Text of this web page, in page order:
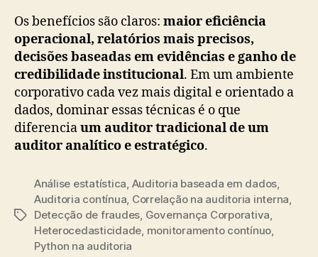
Os benefícios são claros: maior eficiência
operacional, relatórios mais precisos,
decisões baseadas em evidências e ganho de
credibilidade institucional. Em um ambiente
corporativo cada vez mais digital e orientado a
dados, dominar essas técnicas é o que
diferenciaum auditor tradicional de um
auditor analítico e estratégico.
Tags
Análise estatística, Auditoria baseada em dados,
Auditoria contínua, Correlação na auditoria interna,
Detecção de fraudes, Governança Corporativa,
Heterocedasticidade, monitoramento contínuo,
Python na auditoria